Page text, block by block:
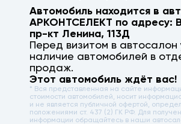
Автомобиль находится в
АРКОНТСЕЛЕКТ по адресу:
пр-кт Ленина, 113Д
Перед визитом в автосалон
наличие автомобилей в
продаж.
Этот автомобиль ждёт вас!
* Вся представленная на сайте
стоимости автомобилей, носит
и не является публичной офертой,
положениями ст. 437 (2) ГК РФ. Для
информации обращайтесь в наши